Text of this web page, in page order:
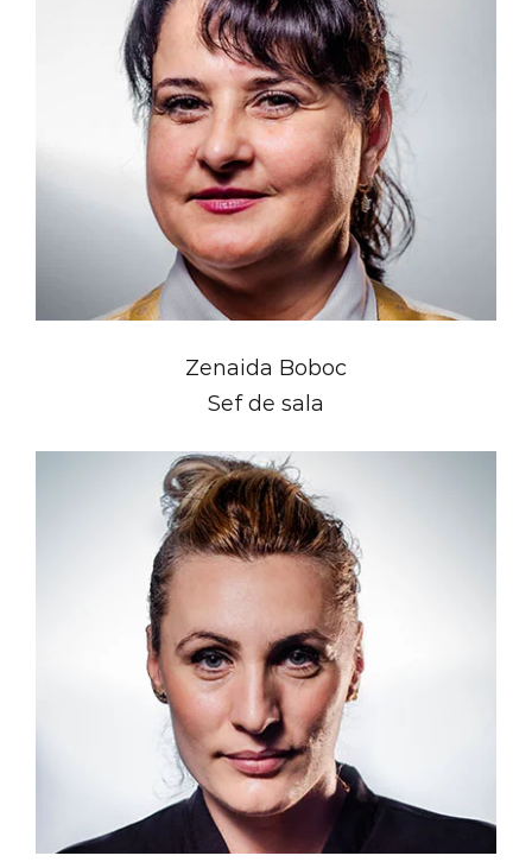
Zenaida Boboc
Sef de sala